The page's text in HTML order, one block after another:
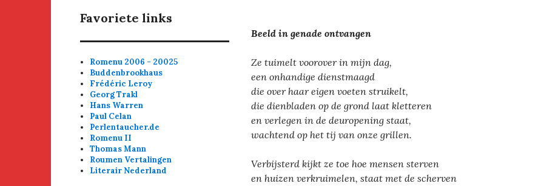
Beeld in genade ontvangen
Ze tuimelt voorover in mijn dag,
een onhandige dienstmaagd
die over haar eigen voeten struikelt,
die dienbladen op de grond laat kletteren
en verlegen in de deuropening staat,
wachtend op het tij van onze grillen.
Verbijsterd kijkt ze toe hoe mensen sterven
en huizen verkruimelen, staat met de scherven
Favoriete links
Romenu 2006 - 20025
Buddenbrookhaus
Frédéric Leroy
Georg Trakl
Hans Warren
Paul Celan
Perlentaucher.de
Romenu II
Thomas Mann
Roumen Vertalingen
Literair Nederland